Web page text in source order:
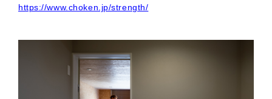
https://www.choken.jp/strength/